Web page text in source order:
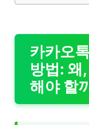
카카오
방법: 왜
해야 할